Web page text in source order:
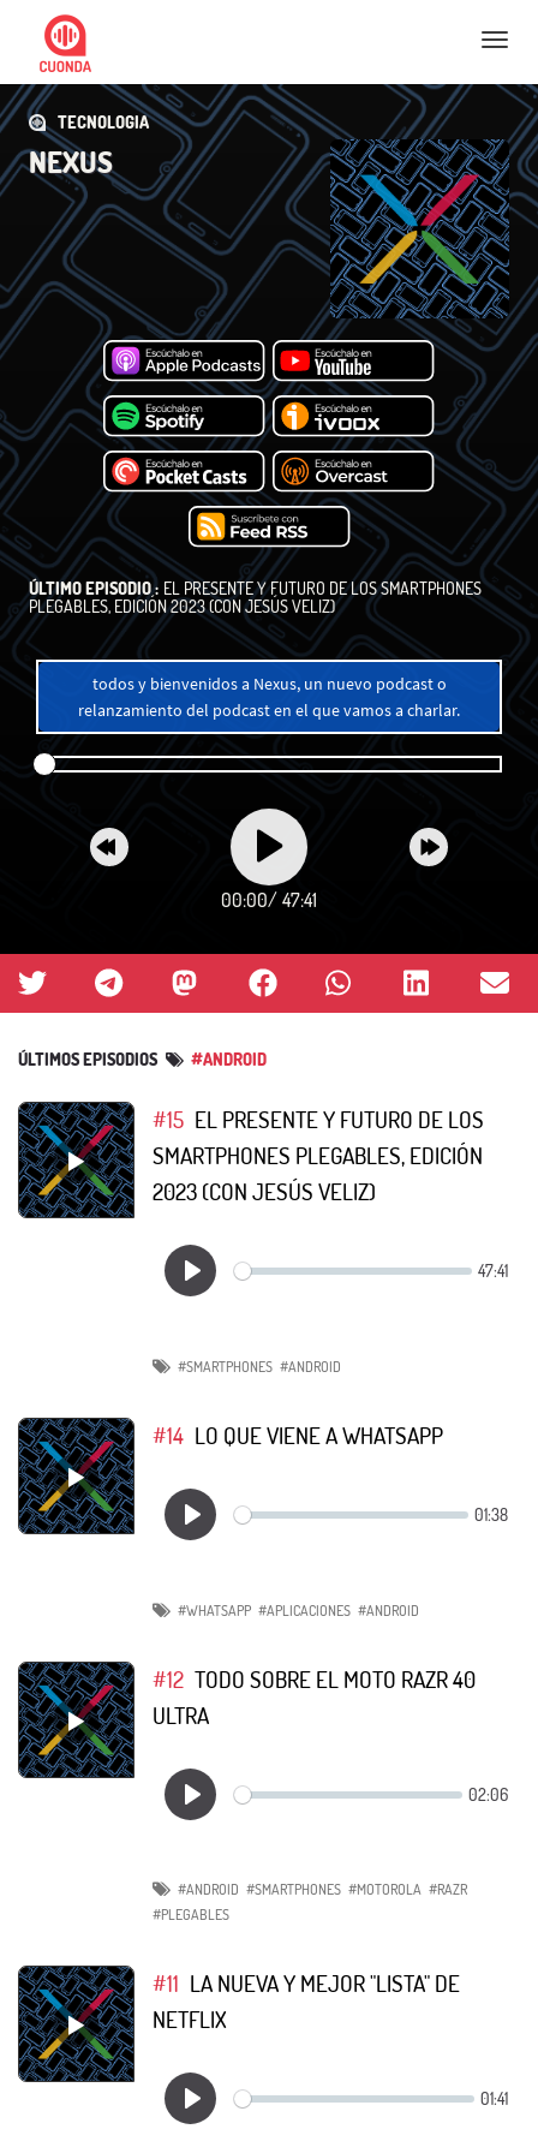
Nav
TECNOLOGIA
NEXUS
ÚLTIMO EPISODIO : EL PRESENTE Y FUTURO DE LOS SMARTPHONES
PLEGABLES, EDICIÓN 2023 (CON JESÚS VELIZ)
todos y bienvenidos a Nexus, un nuevo podcast o
relanzamiento del podcast en el que vamos a charlar.
00:00/ 47:41
ÚLTIMOS EPISODIOS #ANDROID
#15 EL PRESENTE Y FUTURO DE LOS
SMARTPHONES PLEGABLES, EDICIÓN
2023 (CON JESÚS VELIZ)
#SMARTPHONES #ANDROID
#14 LO QUE VIENE A WHATSAPP
#WHATSAPP #APLICACIONES #ANDROID
#12 TODO SOBRE EL MOTO RAZR 40
ULTRA
#ANDROID #SMARTPHONES #MOTOROLA #RAZR
#PLEGABLES
#11 LA NUEVA Y MEJOR "LISTA" DE
NETFLIX